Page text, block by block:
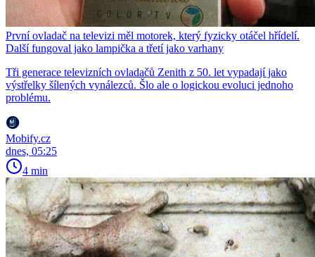
První ovladač na televizi měl motorek, který fyzicky otáčel hřídelí.
Další fungoval jako lampička a třetí jako varhany
Tři generace televizních ovladačů Zenith z 50. let vypadají jako
výstřelky šílených vynálezců. Šlo ale o logickou evoluci jednoho
problému.
Mobify.cz
dnes, 05:25
4 min